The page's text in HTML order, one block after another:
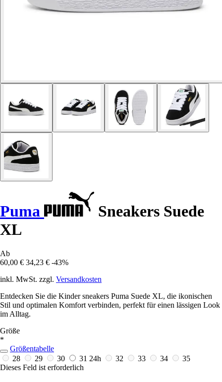
Puma
Sneakers Suede
XL
Ab
60,00 € 34,23 € -43%
inkl. MwSt. zzgl. Versandkosten
Entdecken Sie die Kinder sneakers Puma Suede XL, die ikonischen
Stil und optimalen Komfort verbinden, perfekt für einen lässigen Look
im Alltag.
Größe
*
Größentabelle
28
29 30 31 24h 32 33 34
35
Dieses Feld ist erforderlich